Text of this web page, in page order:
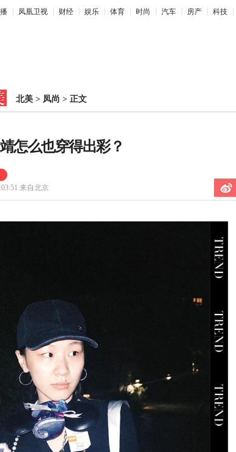
凤凰卫视 财经 娱乐 体育 时尚 汽车 房产 科技
北美 > 凤尚 > 正文
怎么也穿得出彩？
来自北京